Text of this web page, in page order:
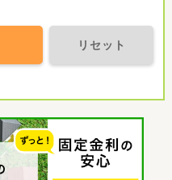
リセット